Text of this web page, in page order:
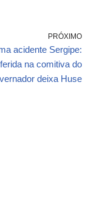
PRÓXIMO
acidente Sergipe:
na comitiva do
deixa Huse